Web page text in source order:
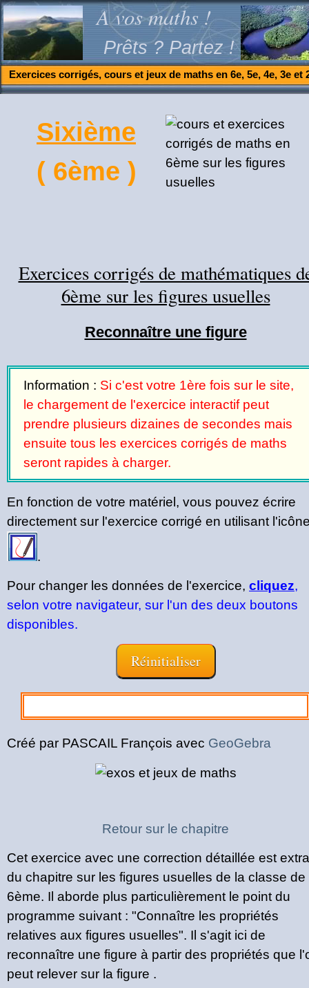
A vos maths !
Prêts ? Partez !
Exercices corrigés, cours et jeux de maths en 6e, 5e, 4e, 3e et
Sixième
( 6ème )
Exercices corrigés de mathématiques
6ème sur les figures usuelles
Reconnaître une figure
Information : Si c'est votre 1ère fois sur le site,
le chargement de l'exercice interactif peut
prendre plusieurs dizaines de secondes mais
ensuite tous les exercices corrigés de maths
seront rapides à charger.
En fonction de votre matériel, vous pouvez écrire
directement sur l'exercice corrigé en utilisant
.
Pour changer les données de l'exercice, cliquez,
selon votre navigateur, sur l'un des deux boutons
disponibles.
Créé par PASCAIL François avec GeoGebra
Retour sur le chapitre
Cet exercice avec une correction détaillée est
du chapitre sur les figures usuelles de la classe de
6ème. Il aborde plus particulièrement le point du
programme suivant : "Connaître les propriétés
relatives aux figures usuelles". Il s'agit ici de
reconnaître une figure à partir des propriétés que
peut relever sur la figure .